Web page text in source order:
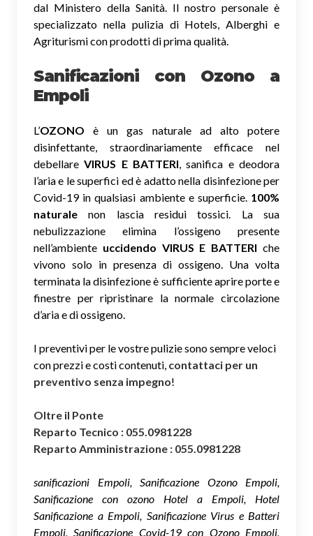
dal Ministero della Sanità. Il nostro personale è
specializzato nella pulizia di Hotels, Alberghi e
Agriturismi con prodotti di prima qualità.
Sanificazioni con Ozono a
Empoli
L’OZONO è un gas naturale ad alto potere
disinfettante, straordinariamente efficace nel
debellareVIRUS E BATTERI, sanifica e deodora
l’aria e le superfici ed è adatto nella disinfezione per
Covid-19 in qualsiasi ambiente e superficie. 100%
naturale non lascia residui tossici. La sua
nebulizzazione elimina l’ossigeno presente
nell’ambiente uccidendo VIRUS E BATTERI che
vivono solo in presenza di ossigeno. Una volta
terminata la disinfezione è sufficiente aprire porte e
finestre per ripristinare la normale circolazione
d’aria e di ossigeno.
I preventivi per le vostre pulizie sono sempre veloci
con prezzi e costi contenuti, contattaci per un
preventivo senza impegno!
Oltre il Ponte
Reparto Tecnico : 055.0981228
Reparto Amministrazione : 055.0981228
sanificazioni Empoli, Sanificazione Ozono Empoli,
Sanificazione con ozono Hotel a Empoli, Hotel
Sanificazione a Empoli, Sanificazione Virus e Batteri
Empoli, Sanificazione Covid-19 con Ozono Empoli,